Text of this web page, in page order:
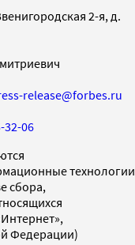
2-я, д.
release@forbes.ru
32-06
технологии
сбора,
Федерации)